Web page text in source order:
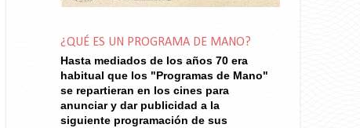
¿QUÉ ES UN PROGRAMA DE MANO?
Hasta mediados de los años 70 era
habitual que los "Programas de Mano"
se repartieran en los cines para
anunciar y dar publicidad a la
siguiente programación de sus